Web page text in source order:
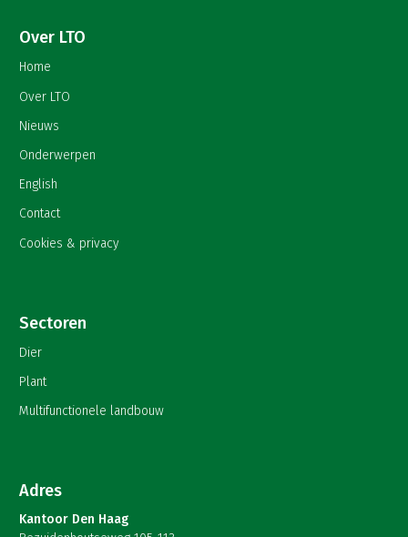
Over LTO
Home
Over LTO
Nieuws
Onderwerpen
English
Contact
Cookies & privacy
Sectoren
Dier
Plant
Multifunctionele landbouw
Adres
Kantoor Den Haag